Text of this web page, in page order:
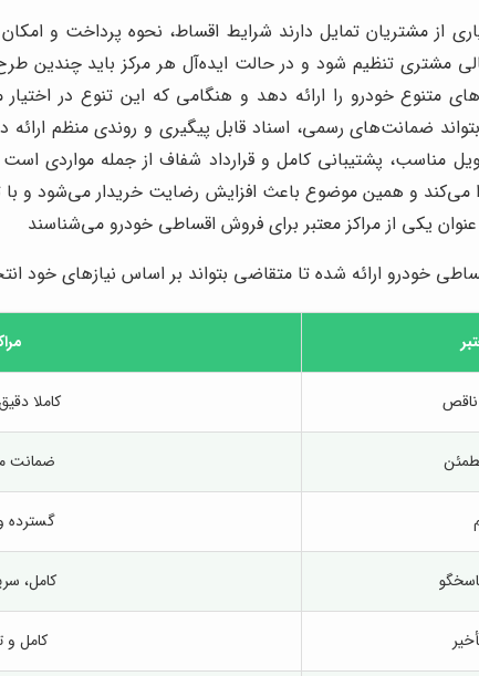
از مشتریان تمایل دارند شرایط اقساط، نحوه پرداخت و
مشتری تنظیم شود و در حالت ایده‌آل هر مرکز باید چندین
متنوع خودرو را ارائه دهد و هنگامی که این تنوع در
ضمانت‌های رسمی، اسناد قابل پیگیری و روندی منظم
مناسب، پشتیبانی کامل و قرارداد شفاف از جمله مواردی
و همین موضوع باعث افزایش رضایت خریدار می‌شود و با
یکی از مراکز معتبر برای فروش اقساطی خودرو می‌شناسند
خودرو ارائه شده تا متقاضی بتواند بر اساس نیازهای خود
ناقص کاملا
ضمانت
گسترده
کامل،
کامل و